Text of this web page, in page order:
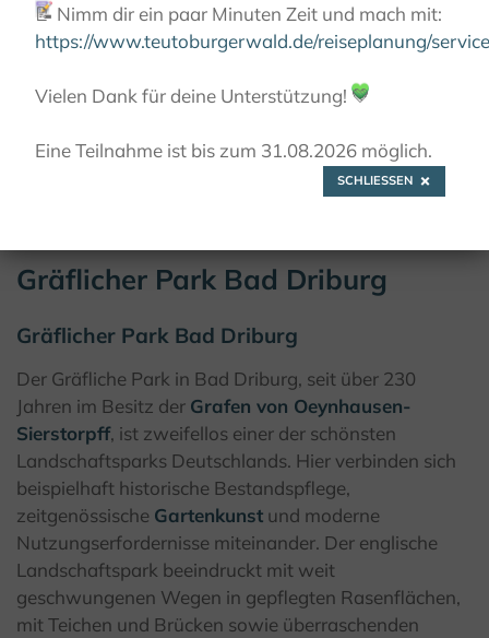
AKTIVITÄTEN RADFAHREN
KLOSTER-GARTEN-
KLÖSTER UND IHRE GÄRTEN
GRÄFLICHER PARK BAD DRIBURG
Gräflicher Park Bad Driburg
Gräflicher Park Bad Driburg
Der Gräfliche Park in Bad Driburg, seit über 230
Jahren im Besitz der Grafen von Oeynhausen-
Sierstorpff, ist zweifellos einer der schönsten
Landschaftsparks Deutschlands. Hier verbinden sich
beispielhaft historische Bestandspflege,
zeitgenössische Gartenkunst und moderne
Nutzungserfordernisse miteinander. Der englische
Landschaftspark beeindruckt mit weit
geschwungenen Wegen in gepflegten Rasenflächen,
mit Teichen und Brücken sowie überraschenden
📝 Nimm dir ein paar Minuten Zeit und mach mit:
https://www.teutoburgerwald.de/reiseplanung/
Vielen Dank für deine Unterstützung! 💚
Eine Teilnahme ist bis zum 31.08.2026 möglich.
SCHLIESSEN